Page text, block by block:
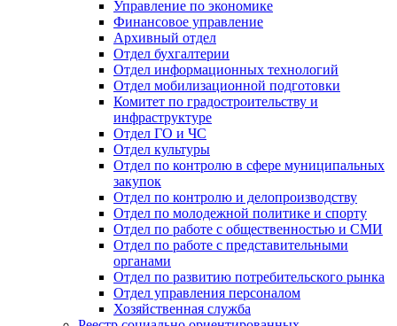
Управление по экономике
Финансовое управление
Архивный отдел
Отдел бухгалтерии
Отдел информационных технологий
Отдел мобилизационной подготовки
Комитет по градостроительству и
инфраструктуре
Отдел ГО и ЧС
Отдел культуры
Отдел по контролю в сфере муниципальных
закупок
Отдел по контролю и делопроизводству
Отдел по молодежной политике и спорту
Отдел по работе с общественностью и СМИ
Отдел по работе с представительными
органами
Отдел по развитию потребительского рынка
Отдел управления персоналом
Хозяйственная служба